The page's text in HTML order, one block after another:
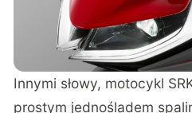
Innymi słowy, motocykl
prostym jednośladem